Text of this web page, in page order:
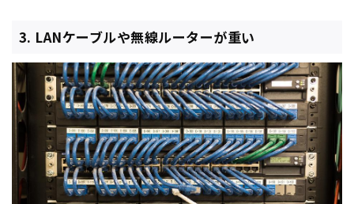
3. LANケーブルや無線ルーターが重い